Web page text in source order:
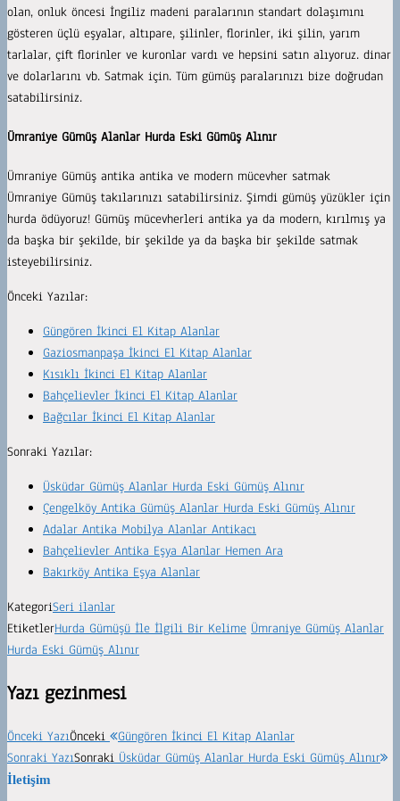
olan, onluk öncesi İngiliz madeni paralarının standart dolaşımını
gösteren üçlü eşyalar, altıpare, şilinler, florinler, iki şilin, yarım
tarlalar, çift florinler ve kuronlar vardı ve hepsini satın alıyoruz. dinar
ve dolarlarını vb. Satmak için. Tüm gümüş paralarınızı bize doğrudan
satabilirsiniz.
Ümraniye Gümüş Alanlar Hurda Eski Gümüş Alınır
Ümraniye Gümüş antika antika ve modern mücevher satmak
Ümraniye Gümüş takılarınızı satabilirsiniz. Şimdi gümüş yüzükler için
hurda ödüyoruz! Gümüş mücevherleri antika ya da modern, kırılmış ya
da başka bir şekilde, bir şekilde ya da başka bir şekilde satmak
isteyebilirsiniz.
Önceki Yazılar:
Güngören İkinci El Kitap Alanlar
Gaziosmanpaşa İkinci El Kitap Alanlar
Kısıklı İkinci El Kitap Alanlar
Bahçelievler İkinci El Kitap Alanlar
Bağcılar İkinci El Kitap Alanlar
Sonraki Yazılar:
Üsküdar Gümüş Alanlar Hurda Eski Gümüş Alınır
Çengelköy Antika Gümüş Alanlar Hurda Eski Gümüş Alınır
Adalar Antika Mobilya Alanlar Antikacı
Bahçelievler Antika Eşya Alanlar Hemen Ara
Bakırköy Antika Eşya Alanlar
KategoriSeri ilanlar
EtiketlerHurda Gümüşü İle İlgili Bir Kelime Ümraniye Gümüş Alanlar
Hurda Eski Gümüş Alınır
Yazı gezinmesi
Önceki YazıÖnceki
Güngören İkinci El Kitap Alanlar
Sonraki YazıSonraki Üsküdar Gümüş Alanlar Hurda Eski Gümüş Alınır
İletişim